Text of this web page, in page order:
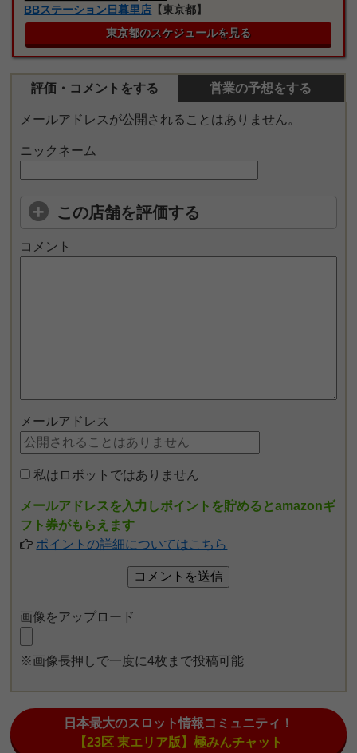
BBステーション日暮里店 【東京都】
東京都のスケジュールを見る
評価・コメントをする 営業の予想をする
メールアドレスが公開されることはありません。
ニックネーム
この店舗を評価する
コメント
メールアドレス
私はロボットではありません
メールアドレスを入力しポイントを貯めるとamazonギ
フト券がもらえます
ポイントの詳細についてはこちら
画像をアップロード
※画像長押しで一度に4枚まで投稿可能
日本最大のスロット情報コミュニティ！
【23区 東エリア版】極みんチャット